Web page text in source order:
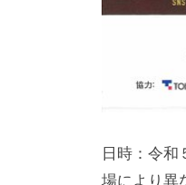
日時：令
場により異